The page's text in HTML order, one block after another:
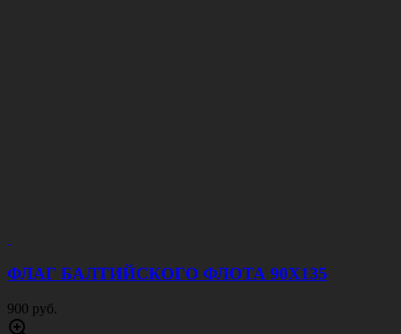
ФЛАГ БАЛТИЙСКОГО ФЛОТА 90Х135
900 руб.